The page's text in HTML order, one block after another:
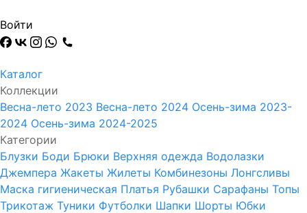
Войти
Каталог
Коллекции
Весна-лето 2023 Весна-лето 2024 Осень-зима 2023-
2024 Осень-зима 2024-2025
Категории
Блузки Боди Брюки Верхняя одежда Водолазки
Джемпера Жакеты Жилеты Комбинезоны Лонгсливы
Маска гигиеническая Платья Рубашки Сарафаны Топы
Трикотаж Туники Футболки Шапки Шорты Юбки